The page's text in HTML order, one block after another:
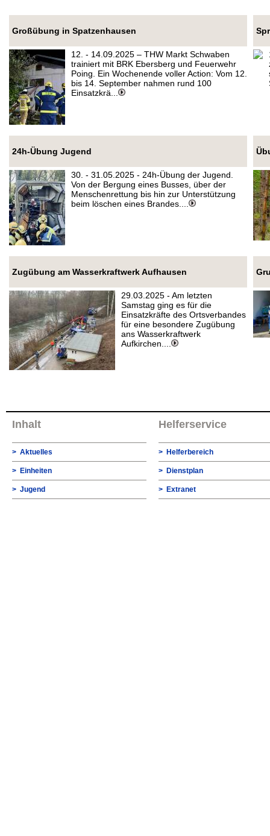
Großübung in Spatzenhausen
12. - 14.09.2025 – THW Markt Schwaben
trainiert mit BRK Ebersberg und Feuerwehr
Poing. Ein Wochenende voller Action: Vom 12.
bis 14. September nahmen rund 100
Einsatzkrä...
24h-Übung Jugend
30. - 31.05.2025 - 24h-Übung der Jugend.
Von der Bergung eines Busses, über der
Menschenrettung bis hin zur Unterstützung
beim löschen eines Brandes....
Zugübung am Wasserkraftwerk Aufhausen
29.03.2025 - Am letzten
Samstag ging es für die
Einsatzkräfte des Ortsverbandes
für eine besondere Zugübung
ans Wasserkraftwerk
Aufkirchen....
Inhalt
> Aktuelles
> Einheiten
> Jugend
Helferservice
> Helferbereich
> Dienstplan
> Extranet